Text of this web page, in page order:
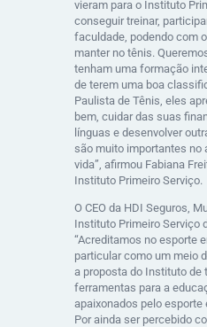
vieram para o Instituto
conseguir treinar,
faculdade, podendo com
manter no tênis.
tenham uma formação
de terem uma boa
Paulista de Tênis, eles
bem, cuidar das suas
línguas e desenvolver
são muito importantes no
vida”, afirmou Fabiana
Instituto Primeiro Serviço.
O CEO da HDI Seguros,
Instituto Primeiro Serviço
“Acreditamos no esporte
particular como um meio
a proposta do Instituto de
ferramentas para a
apaixonados pelo esporte
Por ainda ser percebido